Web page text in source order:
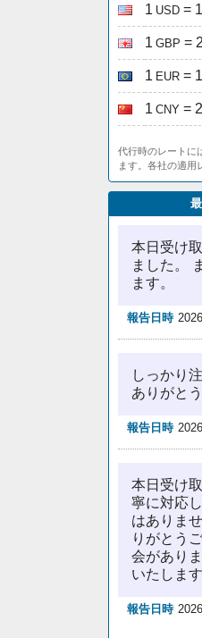
1 USD =
1 GBP =
1 EUR =
1 CNY =
代行時のレートに
ます。各社の適用
本日受け
ました。
ます。
報告日時
しっかり
ありがと
報告日時
本日受け
寧に対応
はありま
りがとう
会があり
いたします
報告日時